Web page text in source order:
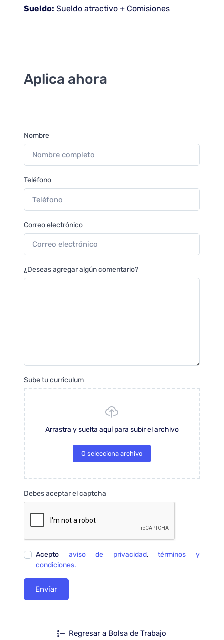
Sueldo: Sueldo atractivo + Comisiones
Aplica ahora
Nombre
Teléfono
Correo electrónico
¿Deseas agregar algún comentario?
Sube tu curriculum
Arrastra y suelta aquí para subir el archivo
O selecciona archivo
Debes aceptar el captcha
Acepto aviso de privacidad,términos y
condiciones.
Envíar
Regresar a Bolsa de Trabajo